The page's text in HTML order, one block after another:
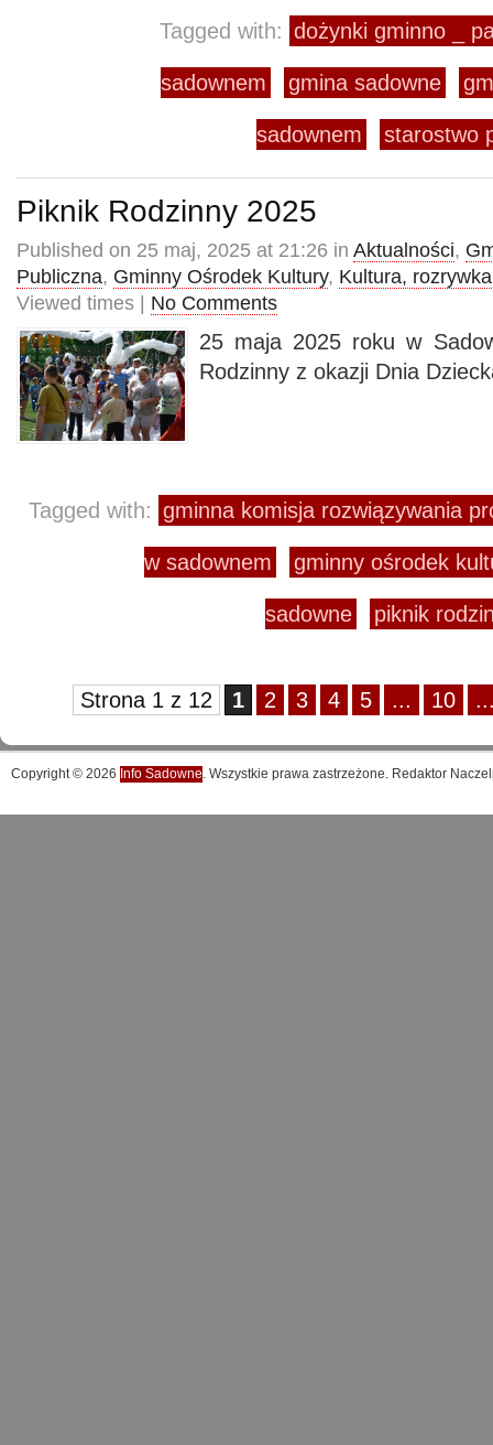
Tagged with: dożynki gminno _
sadownem gmina sadowne
sadownem starostwo
Piknik Rodzinny 2025
Published on 25 maj, 2025 at 21:26 in Aktualności,
Publiczna, Gminny Ośrodek Kultury, Kultura,
Viewed times | No Comments
25 maja 2025 roku w
Rodzinny z okazji Dnia
Tagged with: gminna komisja rozwiązywania
w sadownem gminny ośrodek
sadowne piknik
Strona 1 z 12 1 2 3 4 5 ... 10
Copyright © 2026 Info Sadowne. Wszystkie prawa zastrzeżone. Redaktor